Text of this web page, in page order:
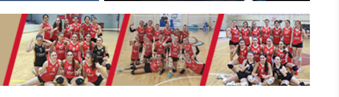
Fenerbahçe Medicana Kadın Voleybol
Çelik oldu
yollar ayrıldı